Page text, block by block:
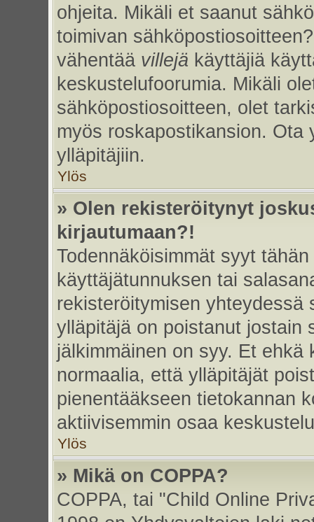
ohjeita. Mikäli et saanut
toimivan
vähentää villejä käyttäjiä
keskustelufoorumia. Mikäli
sähköpostiosoitteen, olet
myös roskapostikansion. Ota
ylläpitäjiin.
Ylös
» Olen rekisteröitynyt
kirjautumaan?!
Todennäköisimmät syyt
käyttäjätunnuksen tai
rekisteröitymisen yhteydessä
ylläpitäjä on poistanut jostain
jälkimmäinen on syy. Et
normaalia, että ylläpitäjät
pienentääkseen tietokannan
aktiivisemmin osaa
Ylös
» Mikä on COPPA?
COPPA, tai "Child Online